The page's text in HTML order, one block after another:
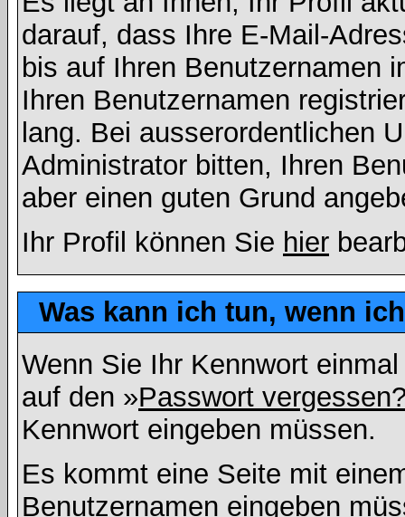
darauf, dass Ihre E-Mail-
bis auf Ihren Benutzernamen
Ihren Benutzernamen
lang. Bei ausserordentlichen
Administrator bitten, Ihren
aber einen guten Grund
Ihr Profil können Sie hier
Was kann ich tun, wenn
Wenn Sie Ihr Kennwort
auf den »Passwort
Kennwort eingeben müssen.
Es kommt eine Seite mit
Benutzernamen eingeben